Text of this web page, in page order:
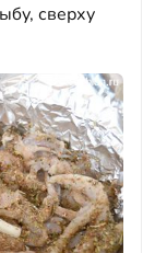
сверху